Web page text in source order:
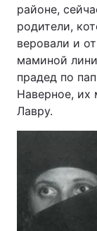
районе,
родители,
веровали и
маминой
прадед по
Наверное, их
Лавру.